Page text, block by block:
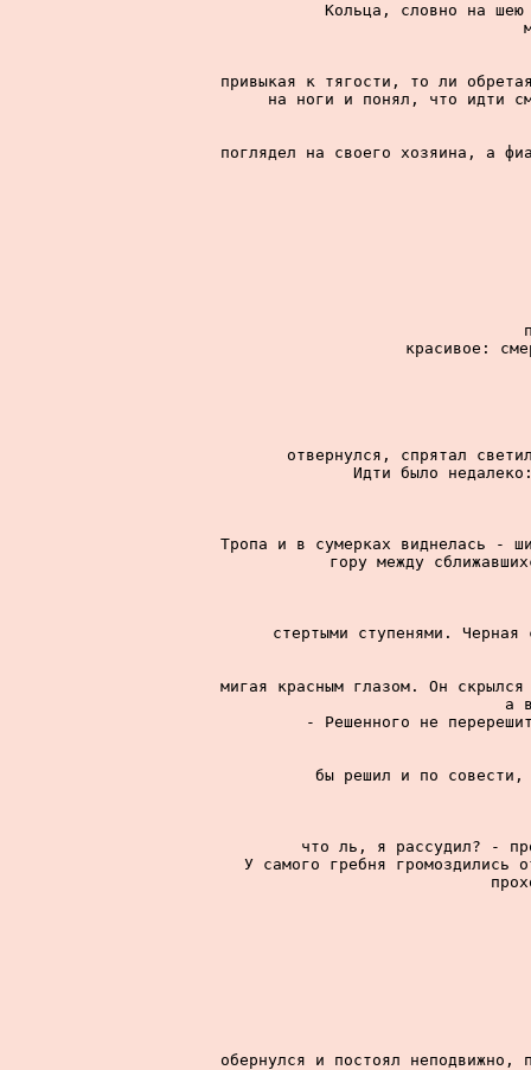
Кольца, словно на шею
привыкая к тягости, то ли
на ноги и понял, что идти
поглядел на своего хозяина, а
красивое:
отвернулся, спрятал
Идти было
Тропа и в сумерках виднелась -
гору между
стертыми ступенями. Черная
мигая красным глазом. Он
а
- Решенного не
бы решил и по совести,
что ль, я рассудил? -
У самого гребня громоздились
обернулся и постоял неподвижно,